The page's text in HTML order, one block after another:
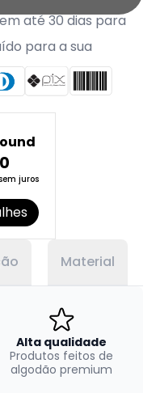
até 30 dias para
para a sua
juros
Material
Alta qualidade
Produtos feitos de
algodão premium